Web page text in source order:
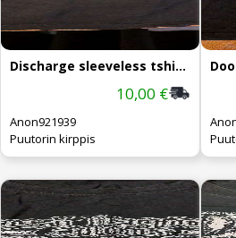
Discharge sleeveless tshirt M
10,00 €
Anon921939
Puutorin kirppis